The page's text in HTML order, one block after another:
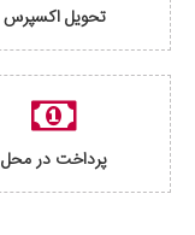
تحویل اکسپرس
پرداخت در محل